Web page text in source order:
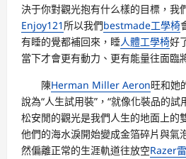
決于你對觀光抱有什么樣的目標，我
Enjoy121 所以我們bestmade工學椅
有睡的覺都補回來，睡人體工學椅好
當下才會更有動力、更有能量往面臨
陳Herman Miller Aeron旺和她
說為“人生試用裝”，“就像化裝品的
松安閒的觀光是我們人生的地面上的
他們的海水淚開始變成金箔碎片與氣
然偏離正常的生涯軌道往放空Razer